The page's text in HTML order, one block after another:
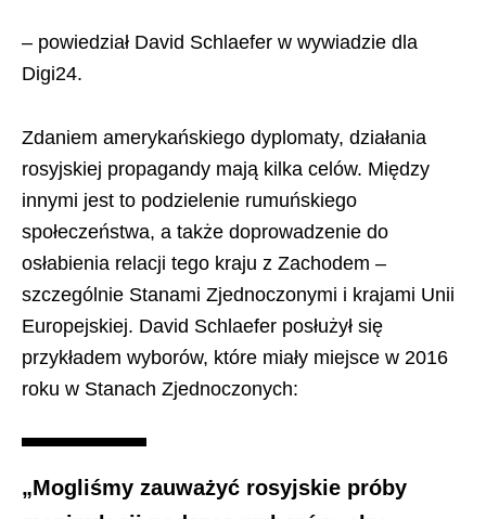
– powiedział David Schlaefer w wywiadzie dla
Digi24.
Zdaniem amerykańskiego dyplomaty, działania
rosyjskiej propagandy mają kilka celów. Między
innymi jest to podzielenie rumuńskiego
społeczeństwa, a także doprowadzenie do
osłabienia relacji tego kraju z Zachodem –
szczególnie Stanami Zjednoczonymi i krajami Unii
Europejskiej. David Schlaefer posłużył się
przykładem wyborów, które miały miejsce w 2016
roku w Stanach Zjednoczonych:
„Mogliśmy zauważyć rosyjskie próby